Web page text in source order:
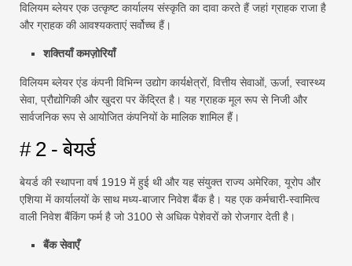
विलियम ब्लेयर एक उत्कृष्ट कार्यालय संस्कृति का दावा करते हैं जहां ग्राहक राजा है
और ग्राहक की आवश्यकताएं सर्वोच्च हैं।
शक्तियाँ कमज़ोरियाँ
विलियम ब्लेयर एंड कंपनी विभिन्न उद्योग कार्यक्षेत्रों, वित्तीय सेवाओं, ऊर्जा, स्वास्थ्य
सेवा, प्रौद्योगिकी और खुदरा पर केंद्रित है। यह ग्राहक मूल रूप से निजी और
सार्वजनिक रूप से आयोजित कंपनियों के मालिक शामिल हैं।
# 2 - बेयर्ड
बेयर्ड की स्थापना वर्ष 1919 में हुई थी और यह संयुक्त राज्य अमेरिका, यूरोप और
एशिया में कार्यालयों के साथ मध्य-बाजार निवेश बैंक है। यह एक कर्मचारी-स्वामित्व
वाली निवेश बैंकिंग फर्म है जो 3100 से अधिक पेशेवरों को रोजगार देती है।
बैंक सेवाएँ